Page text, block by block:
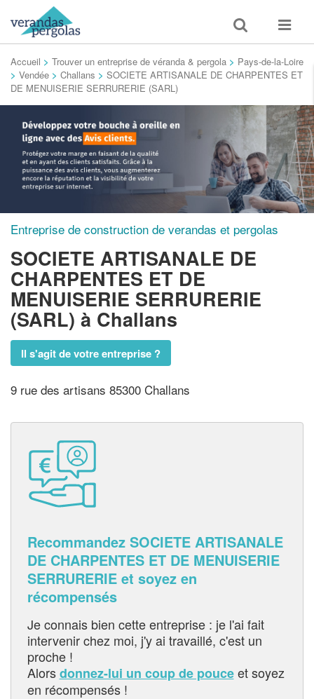
Toggle
search
Toggle
Accueil > Trouver un entreprise de véranda & pergola > Pays-de-la-Loire
> Vendée > Challans > SOCIETE ARTISANALE DE CHARPENTES ET
DE MENUISERIE SERRURERIE (SARL)
Entreprise de construction de verandas et pergolas
SOCIETE ARTISANALE DE
CHARPENTES ET DE
MENUISERIE SERRURERIE
(SARL) à Challans
Il s'agit de votre entreprise ?
9 rue des artisans 85300 Challans
Recommandez SOCIETE ARTISANALE
DE CHARPENTES ET DE MENUISERIE
SERRURERIE et soyez en
récompensés
Je connais bien cette entreprise : je l'ai fait
intervenir chez moi, j'y ai travaillé, c'est un
proche !
Alorsdonnez-lui un coup de pouceet soyez
en récompensés !